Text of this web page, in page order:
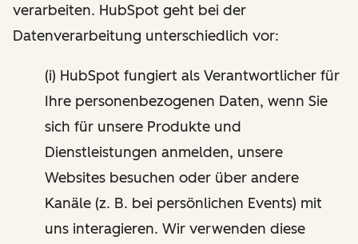
verarbeiten. HubSpot geht bei der
Datenverarbeitung unterschiedlich vor:
(i) HubSpot fungiert als Verantwortlicher für
Ihre personenbezogenen Daten, wenn Sie
sich für unsere Produkte und
Dienstleistungen anmelden, unsere
Websites besuchen oder über andere
Kanäle (z. B. bei persönlichen Events) mit
uns interagieren. Wir verwenden diese